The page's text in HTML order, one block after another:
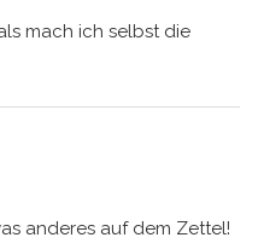
mach ich selbst die
anderes auf dem Zettel!